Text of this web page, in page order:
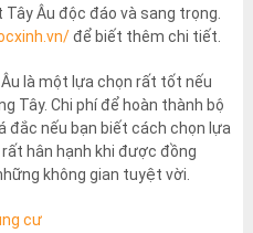
Âu độc đáo và sang trọng.
để biết thêm chi tiết.
là một lựa chọn rất tốt nếu
Tây. Chi phí để hoàn thành bộ
đắc nếu bạn biết cách chọn lựa
hân hạnh khi được đồng
không gian tuyệt vời.
cư